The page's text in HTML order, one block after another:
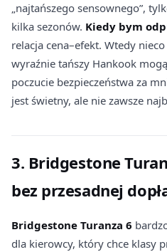
„najtańszego sensownego”,
kilka sezonów. Kiedy bym
relacja cena–efekt. Wtedy
wyraźnie tańszy Hankook
poczucie bezpieczeństwa za
jest świetny, ale nie zawsze
3. Bridgestone
bez przesadnej
Bridgestone Turanza 6
dla kierowcy, który chce klasy